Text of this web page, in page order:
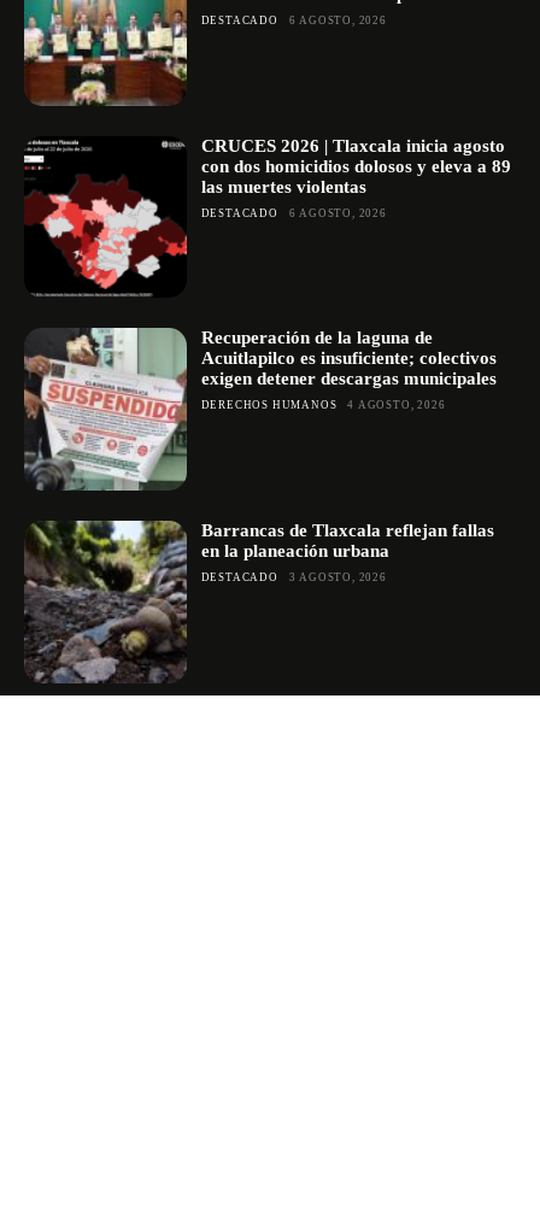
DESTACADO 6 AGOSTO, 2026
CRUCES 2026 | Tlaxcala inicia agosto
con dos homicidios dolosos y eleva a 89
las muertes violentas
DESTACADO 6 AGOSTO, 2026
Recuperación de la laguna de
Acuitlapilco es insuficiente; colectivos
exigen detener descargas municipales
DERECHOS HUMANOS 4 AGOSTO, 2026
Barrancas de Tlaxcala reflejan fallas
en la planeación urbana
DESTACADO 3 AGOSTO, 2026